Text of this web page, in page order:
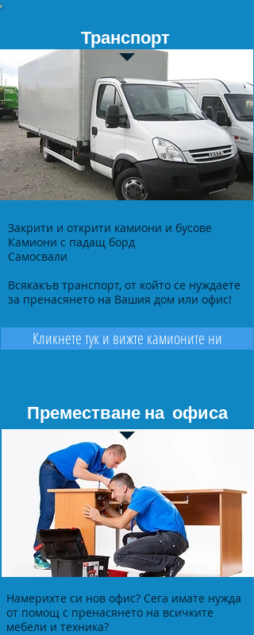
Транспорт
Закрити и открити камиони и бусове
Камиони с падащ борд
Самосвали
Всякакъв транспорт, от който се нуждаете
за пренасянето на Вашия дом или офис!
Кликнете тук и вижте камионите ни
Преместване на офиса
Намерихте си нов офис? Сега имате нужда
от помощ с пренасянето на всичките
мебели и техника?